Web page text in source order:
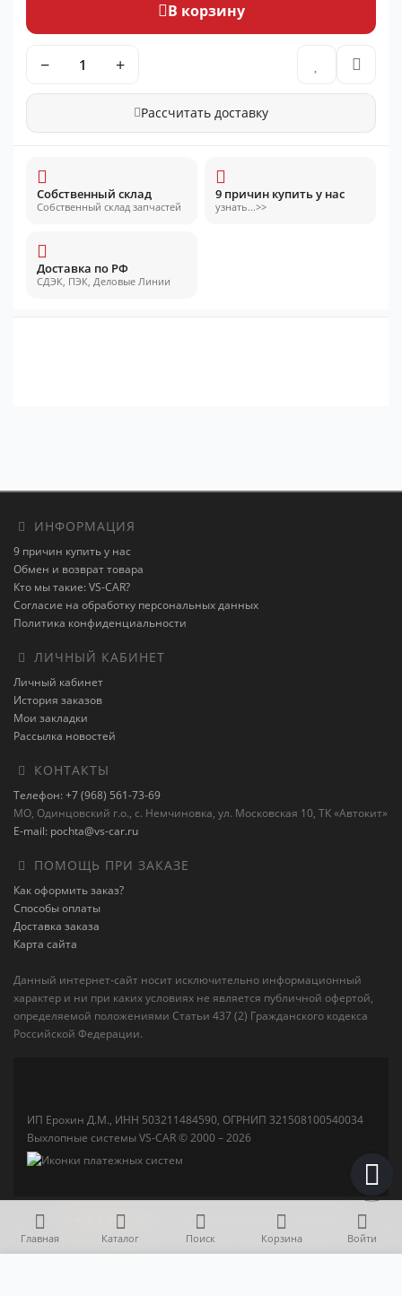
Главная Каталог Поиск Корзина Войти
В корзину
− +
Рассчитать доставку
Собственный склад
Собственный склад запчастей
9 причин купить у нас
узнать...>>
Доставка по РФ
СДЭК, ПЭК, Деловые Линии
ИНФОРМАЦИЯ
9 причин купить у нас
Обмен и возврат товара
Кто мы такие: VS-CAR?
Согласие на обработку персональных данных
Политика конфиденциальности
ЛИЧНЫЙ КАБИНЕТ
Личный кабинет
История заказов
Мои закладки
Рассылка новостей
КОНТАКТЫ
Телефон: +7 (968) 561-73-69
МО, Одинцовский г.о., с. Немчиновка, ул. Московская 10, ТК «Автокит»
E-mail: pochta@vs-car.ru
ПОМОЩЬ ПРИ ЗАКАЗЕ
Как оформить заказ?
Способы оплаты
Доставка заказа
Карта сайта
Данный интернет-сайт носит исключительно информационный
характер и ни при каких условиях не является публичной офертой,
определяемой положениями Статьи 437 (2) Гражданского кодекса
Российской Федерации.
ИП Ерохин Д.М., ИНН 503211484590, ОГРНИП 321508100540034
Выхлопные системы VS-CAR © 2000 – 2026
★★★★★ — Отзывы на Яндекс Картах